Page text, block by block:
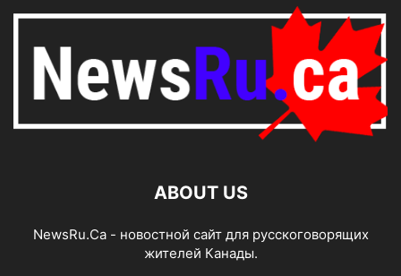
ABOUT US
NewsRu.Ca - новостной сайт для русскоговорящих
жителей Канады.